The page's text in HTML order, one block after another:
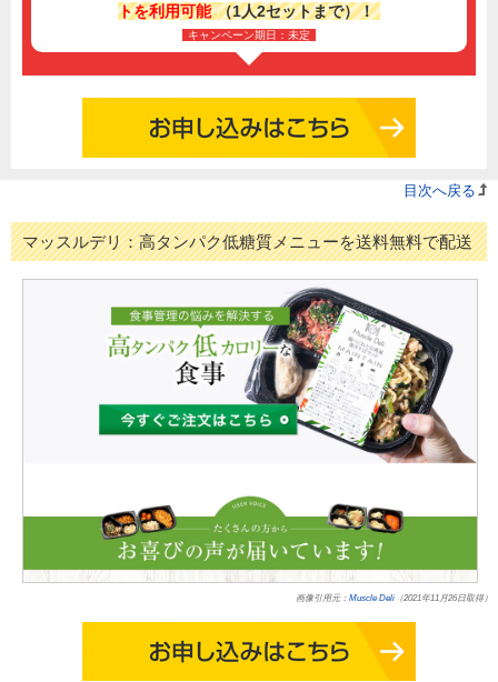
トを利用可能 （1人2セットまで）！
キャンペーン期日：未定
目次へ戻る
マッスルデリ：高タンパク低糖質メニューを送料無料で配送
画像引用元： Muscle Deli （2021年11月26日取得）